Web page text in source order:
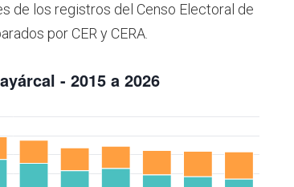
de los registros del Censo Electoral de
por CER y CERA.